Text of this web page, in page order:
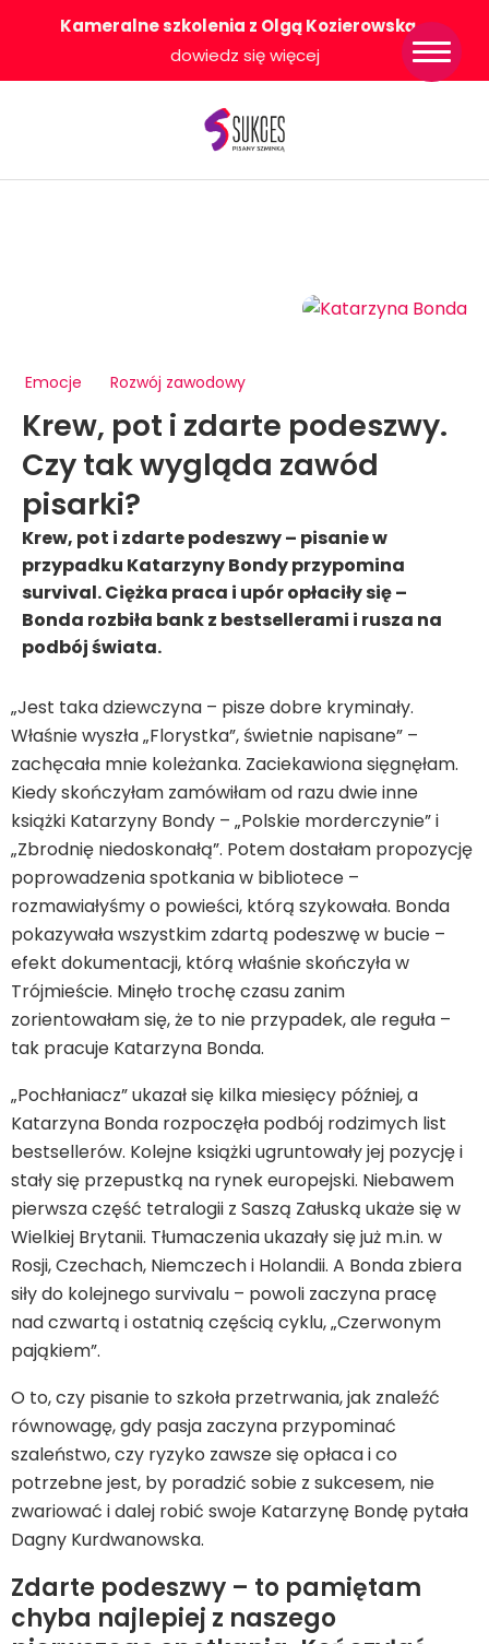
Kameralne szkolenia z Olgą Kozierowską-
dowiedz się więcej
Emocje Rozwój zawodowy
Krew, pot i zdarte podeszwy.
Czy tak wygląda zawód
pisarki?
Krew, pot i zdarte podeszwy – pisanie w
przypadku Katarzyny Bondy przypomina
survival. Ciężka praca i upór opłaciły się –
Bonda rozbiła bank z bestsellerami i rusza na
podbój świata.
„Jest taka dziewczyna – pisze dobre kryminały.
Właśnie wyszła „Florystka”, świetnie napisane” –
zachęcała mnie koleżanka. Zaciekawiona sięgnęłam.
Kiedy skończyłam zamówiłam od razu dwie inne
książki Katarzyny Bondy – „Polskie morderczynie” i
„Zbrodnię niedoskonałą”. Potem dostałam propozycję
poprowadzenia spotkania w bibliotece –
rozmawiałyśmy o powieści, którą szykowała. Bonda
pokazywała wszystkim zdartą podeszwę w bucie –
efekt dokumentacji, którą właśnie skończyła w
Trójmieście. Minęło trochę czasu zanim
zorientowałam się, że to nie przypadek, ale reguła –
tak pracuje Katarzyna Bonda.
„Pochłaniacz” ukazał się kilka miesięcy później, a
Katarzyna Bonda rozpoczęła podbój rodzimych list
bestsellerów. Kolejne książki ugruntowały jej pozycję i
stały się przepustką na rynek europejski. Niebawem
pierwsza część tetralogii z Saszą Załuską ukaże się w
Wielkiej Brytanii. Tłumaczenia ukazały się już m.in. w
Rosji, Czechach, Niemczech i Holandii. A Bonda zbiera
siły do kolejnego survivalu – powoli zaczyna pracę
nad czwartą i ostatnią częścią cyklu, „Czerwonym
pająkiem”.
O to, czy pisanie to szkoła przetrwania, jak znaleźć
równowagę, gdy pasja zaczyna przypominać
szaleństwo, czy ryzyko zawsze się opłaca i co
potrzebne jest, by poradzić sobie z sukcesem, nie
zwariować i dalej robić swoje Katarzynę Bondę pytała
Dagny Kurdwanowska.
Zdarte podeszwy – to pamiętam
chyba najlepiej z naszego
Strona główna
Konkurs Sukces